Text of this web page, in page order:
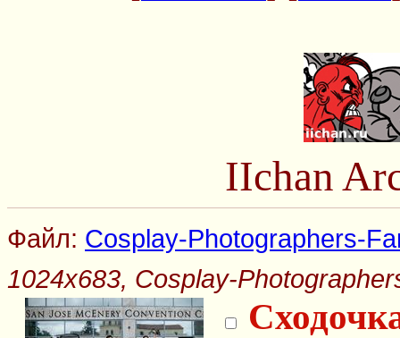
IIchan
Файл: Cosplay-Photographers-
1024x683, Cosplay-